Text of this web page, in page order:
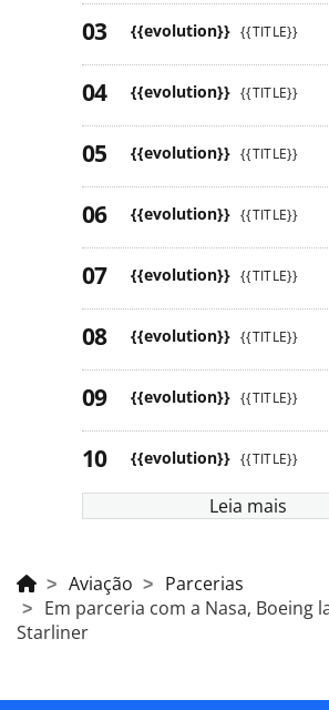
{{evolution}} {{TITLE}}
{{evolution}} {{TITLE}}
{{evolution}} {{TITLE}}
{{evolution}} {{TITLE}}
{{evolution}} {{TITLE}}
{{evolution}} {{TITLE}}
{{evolution}} {{TITLE}}
{{evolution}} {{TITLE}}
Leia mais
Aviação
Parcerias
Em parceria com a Nasa, Boeing
Starliner